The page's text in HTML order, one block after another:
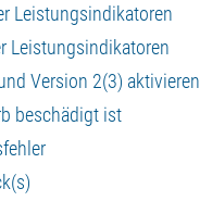
Leistungsindikatoren
Leistungsindikatoren
Version 2(3) aktivieren
beschädigt ist